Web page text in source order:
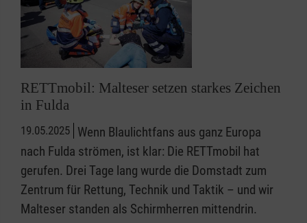
RETTmobil: Malteser setzen starkes Zeichen
in Fulda
19.05.2025 Wenn Blaulichtfans aus ganz Europa
nach Fulda strömen, ist klar: Die RETTmobil hat
gerufen. Drei Tage lang wurde die Domstadt zum
Zentrum für Rettung, Technik und Taktik – und wir
Malteser standen als Schirmherren mittendrin.